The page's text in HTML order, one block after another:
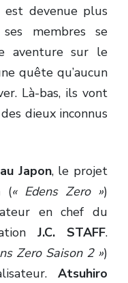
devenue plus
membres se
aventure sur le
quête qu’aucun
Là-bas, ils vont
dieux inconnus
Japon, le projet
(« Edens Zero »)
en chef du
J.C. STAFF.
Zero Saison 2 »)
Atsuhiro